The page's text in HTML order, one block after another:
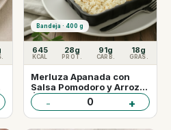
Bandeja · 400 g
645
KCAL
28g
PROT.
91g
CARB.
18g
GRAS.
Merluza Apanada con
Salsa Pomodoro y Arroz
Árabe
- 0 +